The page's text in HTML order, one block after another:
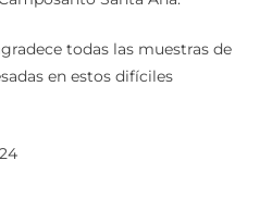
todas las muestras de
en estos difíciles